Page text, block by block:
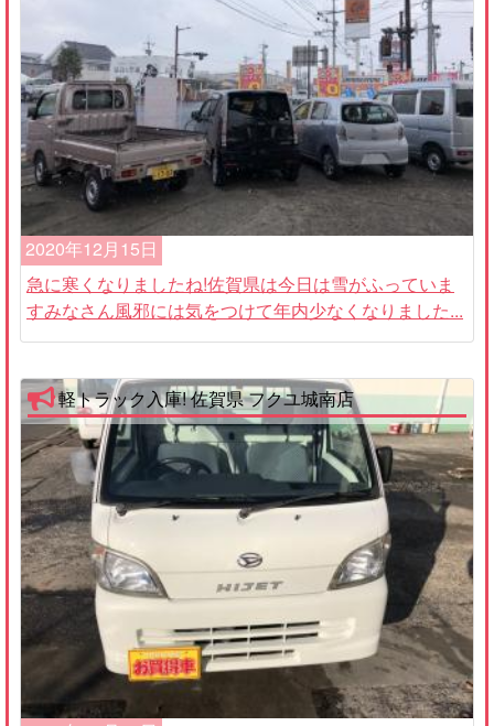
2020年12月15日
急に寒くなりましたね!佐賀県は今日は雪がふっていま
すみなさん風邪には気をつけて年内少なくなりました...
軽トラック入庫! 佐賀県 フクユ城南店